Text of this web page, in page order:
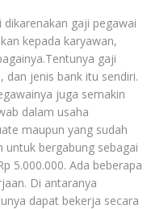
gaji pegawai
kepada karyawan,
gaji
dan jenis bank itu sendiri.
juga semakin
dalam usaha
maupun yang sudah
bergabung sebagai
5.000.000. Ada beberapa
Di antaranya
dapat bekerja secara